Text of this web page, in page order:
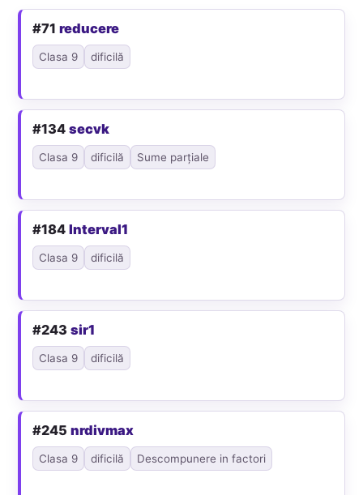
#71reducere
Clasa 9 dificilă
#134secvk
Clasa 9 dificilă Sume parțiale
#184Interval1
Clasa 9 dificilă
#243sir1
Clasa 9 dificilă
#245nrdivmax
Clasa 9 dificilă Descompunere in factori